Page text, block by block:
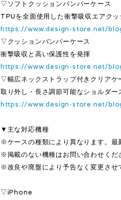
▽ソフトクッションバンパーケース
TPUを全面使用した衝撃吸収エアクッ
https://www.design-store.net/
▽クッションバンパーケース
衝撃吸収と高い保護性を発揮
https://www.design-store.net/
▽幅広ネックストラップ付きクリアケ
取り外し・長さ調節可能なショルダー
https://www.design-store.net/
▼主な対応機種
※ケースの種類により異なります。最
※掲載のない機種はお問い合わせくだ
※改良や廃盤により予告なく変更させ
▽iPhone